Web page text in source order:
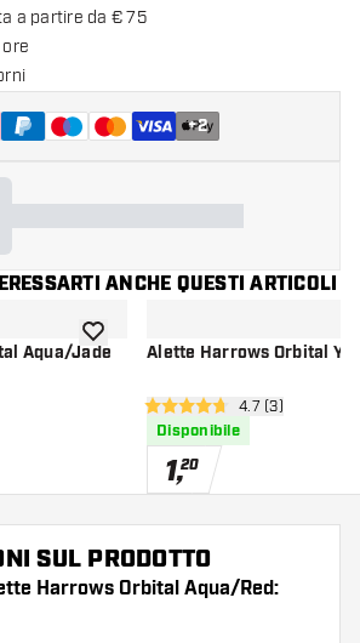
a partire da € 75
+2
ANCHE QUESTI ARTICOLI
Aqua/Jade
recensioni
aggiungi alla lista dei desideri
Alette Harrows Orbital
apri pannello
4.7 stelle di valutazione
4.7 (3)
Disponibile
1,20
SUL PRODOTTO
Harrows Orbital Aqua/Red: